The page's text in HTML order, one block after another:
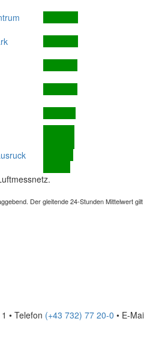
Der gleitende 24-Stunden Mittelwert
• Telefon (+43 732) 77 20-0 • E-